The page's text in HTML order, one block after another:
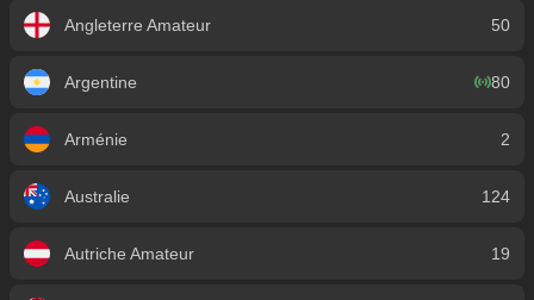
Angleterre Amateur 50
Argentine 80
Arménie 2
Australie 124
Autriche Amateur 19